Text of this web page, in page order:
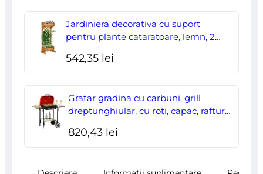
Jardiniera decorativa cu suport
pentru plante cataratoare, lemn, 2
542,35 lei
Gratar gradina cu carbuni, grill
dreptunghiular, cu roti, capac, rafturi,
820,43 lei